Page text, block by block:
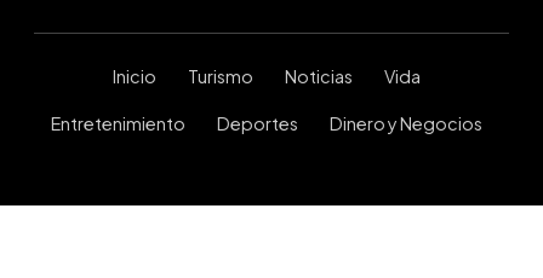
Inicio Turismo Noticias Vida
Entretenimiento Deportes Dinero y Negocios